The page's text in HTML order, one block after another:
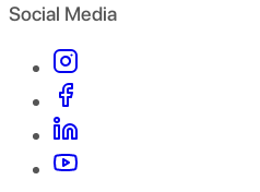
Social Media